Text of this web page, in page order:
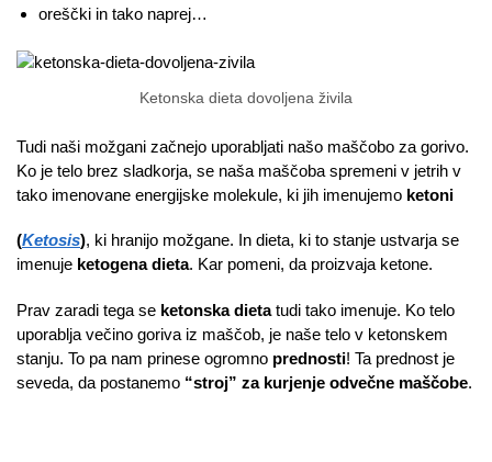
oreščki in tako naprej…
Ketonska dieta dovoljena živila
Tudi naši možgani začnejo uporabljati našo maščobo za gorivo.
Ko je telo brez sladkorja, se naša maščoba spremeni v jetrih v
tako imenovane energijske molekule, ki jih imenujemo ketoni
(Ketosis), ki hranijo možgane. In dieta, ki to stanje ustvarja se
imenuje ketogena dieta. Kar pomeni, da proizvaja ketone.
Prav zaradi tega se ketonska dietatudi tako imenuje. Ko telo
uporablja večino goriva iz maščob, je naše telo v ketonskem
stanju. To pa nam prinese ogromno prednosti! Ta prednost je
seveda, da postanemo “stroj” za kurjenje odvečne maščobe.